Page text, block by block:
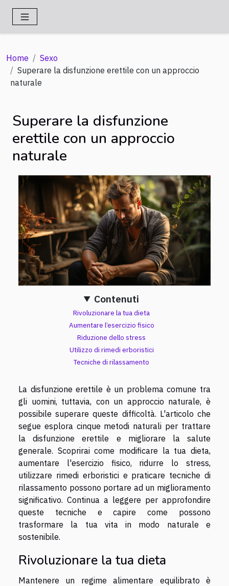
Home
Sexo
Superare la disfunzione erettile con un approccio
naturale
Superare la disfunzione
erettile con un approccio
naturale
Contenuti
Rivoluzionare la tua dieta
Aumentare l’esercizio fisico
Riduzione dello stress
Utilizzo di rimedi erboristici
Tecniche di rilassamento
La disfunzione erettile è un problema comune tra
gli uomini, tuttavia, con un approccio naturale, è
possibile superare queste difficoltà. L'articolo che
segue esplora cinque metodi naturali per trattare
la disfunzione erettile e migliorare la salute
generale. Scoprirai come modificare la tua dieta,
aumentare l'esercizio fisico, ridurre lo stress,
utilizzare rimedi erboristici e praticare tecniche di
rilassamento possono portare ad un miglioramento
significativo. Continua a leggere per approfondire
queste tecniche e capire come possono
trasformare la tua vita in modo naturale e
sostenibile.
Rivoluzionare la tua dieta
Mantenere un regime alimentare equilibrato è